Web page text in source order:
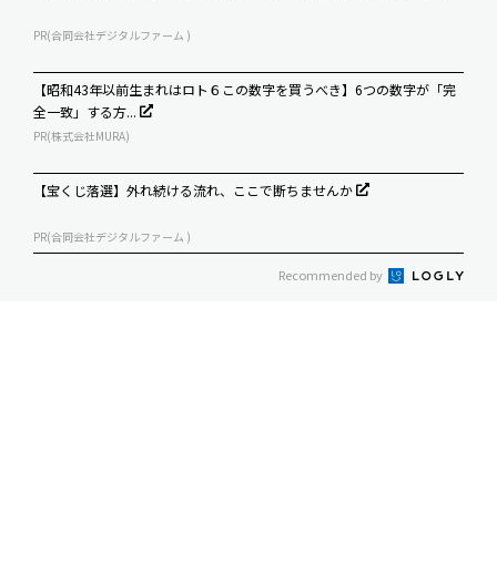
PR(合同会社デジタルファーム )
【昭和43年以前生まれはロト６この数字を買うべき】6つの数字が「完
全一致」する方...
PR(株式会社MURA)
【宝くじ落選】外れ続ける流れ、ここで断ちませんか
PR(合同会社デジタルファーム )
Recommended by